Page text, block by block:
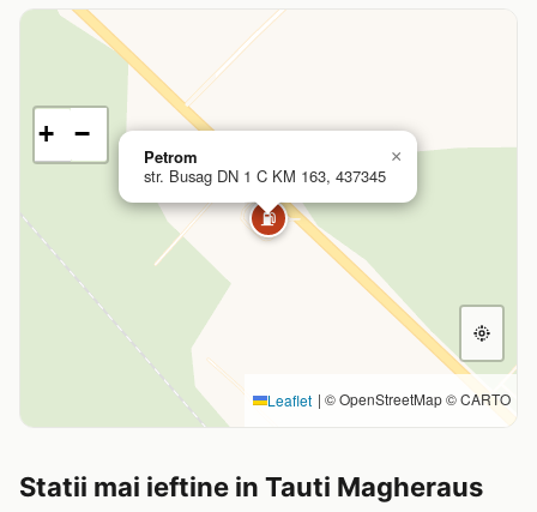
⛽
Petrom
str. Busag DN 1 C KM 163, 437345
×
+ −
Leaflet | © OpenStreetMap © CARTO
Statii mai ieftine in Tauti Magheraus